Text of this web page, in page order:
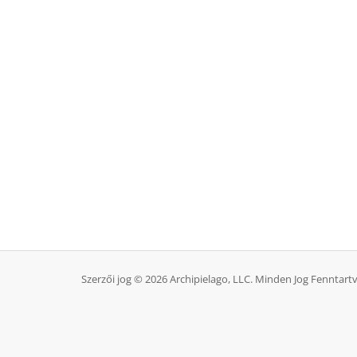
Szerzői jog © 2026 Archipielago, LLC. Minden Jog